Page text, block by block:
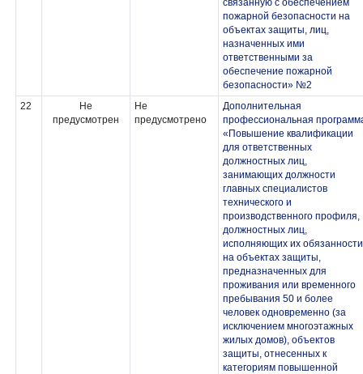
связанную с обеспечением
пожарной безопасности на
объектах защиты, лиц,
назначенных ими
ответственными за
обеспечение пожарной
безопасности» №2
22
Не
предусмотрен
Не
предусмотрено
Дополнительная
профессиональная
«Повышение квалификации
для ответственных
должностных лиц,
занимающих должности
главных специалистов
технического и
производственного профиля,
должностных лиц,
исполняющих их
на объектах защиты,
предназначенных для
проживания или временного
пребывания 50 и более
человек одновременно (за
исключением многоэтажных
жилых домов), объектов
защиты, отнесенных к
категориям повышенной